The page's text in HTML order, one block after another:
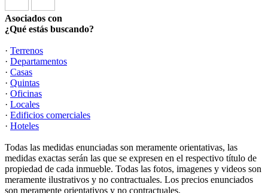
Asociados con
¿Qué estás buscando?
· Terrenos
· Departamentos
· Casas
· Quintas
· Oficinas
· Locales
· Edificios comerciales
· Hoteles
Todas las medidas enunciadas son meramente orientativas, las
medidas exactas serán las que se expresen en el respectivo título de
propiedad de cada inmueble. Todas las fotos, imagenes y videos son
meramente ilustrativos y no contractuales. Los precios enunciados
son meramente orientativos y no contractuales.